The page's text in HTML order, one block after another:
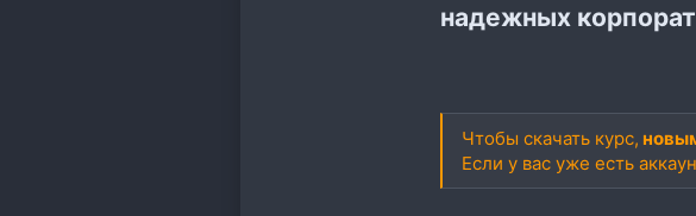
надежных
Чтобы скачать курс,
Если у вас уже есть